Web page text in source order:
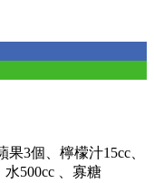
3個、檸檬汁15cc、
500cc 、寡糖